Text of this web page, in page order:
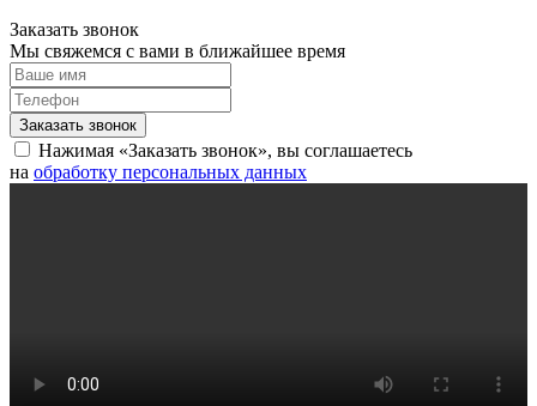
Заказать звонок
Мы свяжемся с вами в ближайшее время
Нажимая «Заказать звонок», вы соглашаетесь
на обработку персональных данных